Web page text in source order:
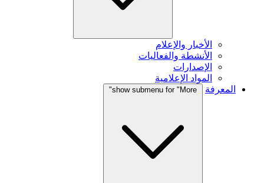
الأخبار والإعلام
الأنشطة والفعاليات
الإصدارات
المواد الإعلامية
المعرفة
show submenu for "More"